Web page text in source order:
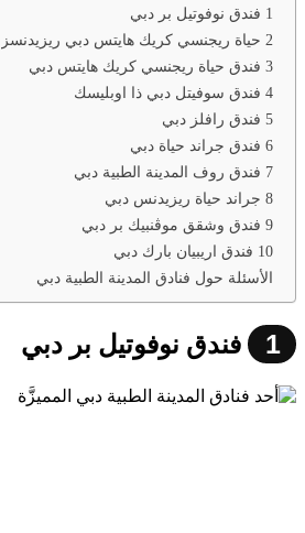
1 فندق نوفوتيل بر دبي
2 حياة ريجنسي كريك هايتس دبي ريزيدنسز
3 فندق حياة ريجنسي كريك هايتس دبي
4 فندق سوفيتل دبي ذا اوبليسك
5 فندق رافلز دبي
6 فندق جراند حياة دبي
7 فندق روف المدينة الطبية دبي
8 جراند حياة ريزيدنس دبي
9 فندق وشقق موڤنبيك بر دبي
10 فندق اريبيان بارك دبي
الأسئلة حول فنادق المدينة الطبية دبي
1 فندق نوفوتيل بر دبي